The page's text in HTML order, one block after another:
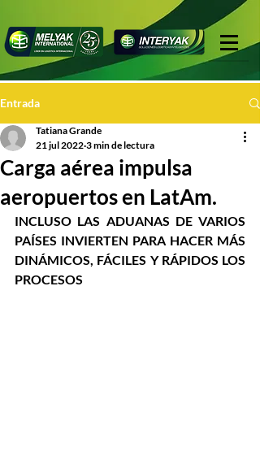
Entrada
Carga aérea impulsa
aeropuertos en LatAm.
Tatiana Grande
21 jul 2022 3 min de lectura
INCLUSO LAS ADUANAS DE VARIOS
PAÍSES INVIERTEN PARA HACER MÁS
DINÁMICOS, FÁCILES Y RÁPIDOS LOS
PROCESOS